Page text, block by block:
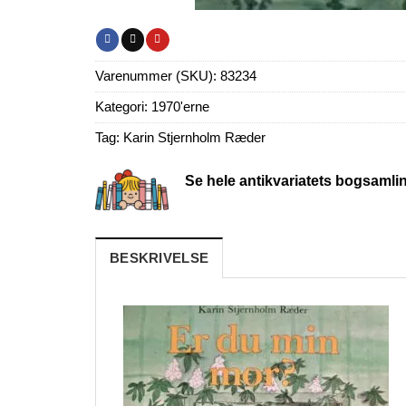
Varenummer (SKU): 83234
Kategori: 1970'erne
Tag: Karin Stjernholm Ræder
Se hele antikvariatets
BESKRIVELSE